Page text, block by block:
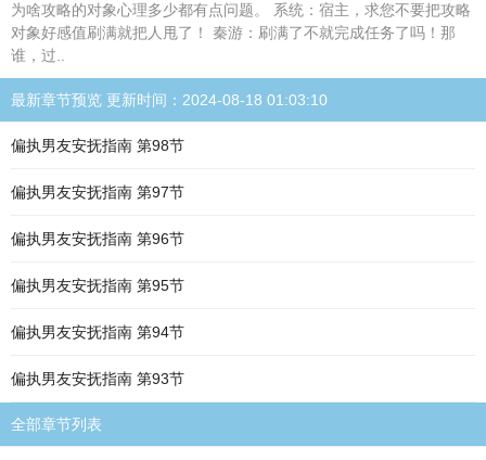
为啥攻略的对象心理多少都有点问题。 系统：宿主，求您不要把攻略
对象好感值刷满就把人甩了！ 秦游：刷满了不就完成任务了吗！那
谁，过..
最新章节预览 更新时间：2024-08-18 01:03:10
偏执男友安抚指南 第98节
偏执男友安抚指南 第97节
偏执男友安抚指南 第96节
偏执男友安抚指南 第95节
偏执男友安抚指南 第94节
偏执男友安抚指南 第93节
全部章节列表